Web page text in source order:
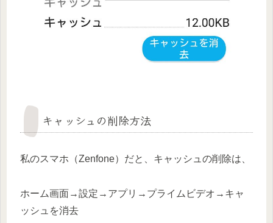
キャッシュの削除方法
私のスマホ（Zenfone）だと、キャッシュの削除は、
ホーム画面→設定→アプリ→プライムビデオ→キャ
ッシュを消去